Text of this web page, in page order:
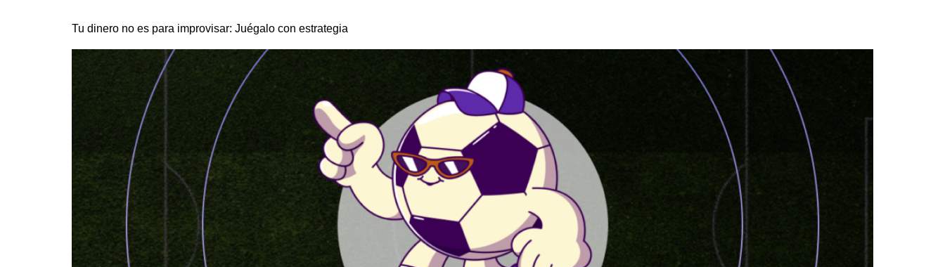
Tu dinero no es para improvisar: Juégalo con estrategia